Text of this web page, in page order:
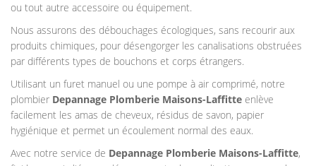
ou tout autre accessoire ou équipement.
Nous assurons des débouchages écologiques, sans recourir aux
produits chimiques, pour désengorger les canalisations obstruées
par différents types de bouchons et corps étrangers.
Utilisant un furet manuel ou une pompe à air comprimé, notre
plombier Depannage Plomberie Maisons-Laffitte enlève
facilement les amas de cheveux, résidus de savon, papier
hygiénique et permet un écoulement normal des eaux.
Avec notre service de Depannage Plomberie Maisons-Laffitte,